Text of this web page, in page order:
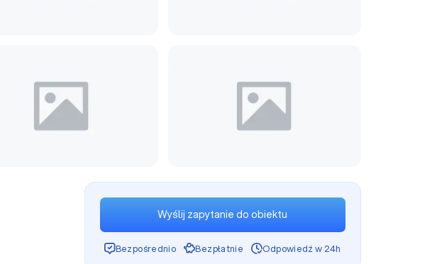
Wyślij zapytanie do obiektu
Bezpośrednio Bezpłatnie Odpowiedź w 24h